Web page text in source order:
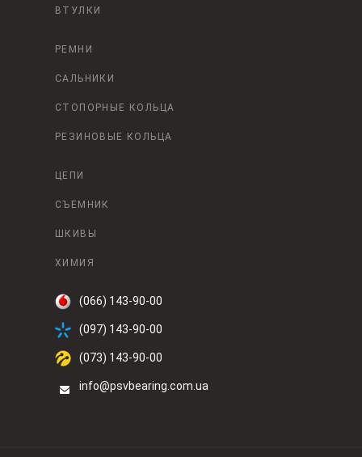
ВТУЛКИ
РЕМНИ
САЛЬНИКИ
СТОПОРНЫЕ КОЛЬЦА
РЕЗИНОВЫЕ КОЛЬЦА
ЦЕПИ
СЪЕМНИК
ШКИВЫ
ХИМИЯ
(066) 143-90-00
(097) 143-90-00
(073) 143-90-00
info@psvbearing.com.ua